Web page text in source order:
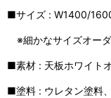
■サイズ : W1400/
※細かなサイズオーダ
■素材 : 天板ホワイト
■塗料 : ウレタン塗料